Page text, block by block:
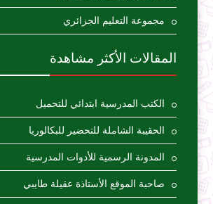
مجموعة التعليم الجزائري
المقالات الأكثر مشاهدة
الكتب المدرسية ابتدائي للتحميل
الحقيبة الشاملة للتحضير للبكالوريا
المدونة الرسمية للأدوات المدرسية
صاحبة الموقع الأستاذة عقيلة طايبي